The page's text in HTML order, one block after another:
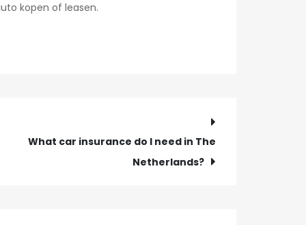
kopen of leasen.
What car insurance do I need in The
Netherlands?